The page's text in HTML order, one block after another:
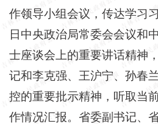
作领导小组会议，传达学习
日中央政治局常委会会议和
士座谈会上的重要讲话精神
记和李克强、王沪宁、孙春
控的重要批示精神，听取当
作情况汇报。省委副书记、